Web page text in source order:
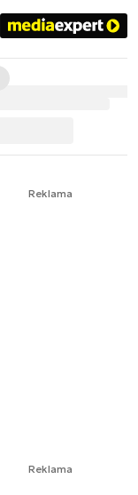
Reklama
Reklama